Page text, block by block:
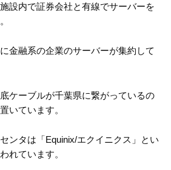
設内で証券会社と有線でサーバーを
金融系の企業のサーバーが集約して
ケーブルが千葉県に繋がっているの
いています。
ンタは「Equinix/エクイニクス」とい
れています。